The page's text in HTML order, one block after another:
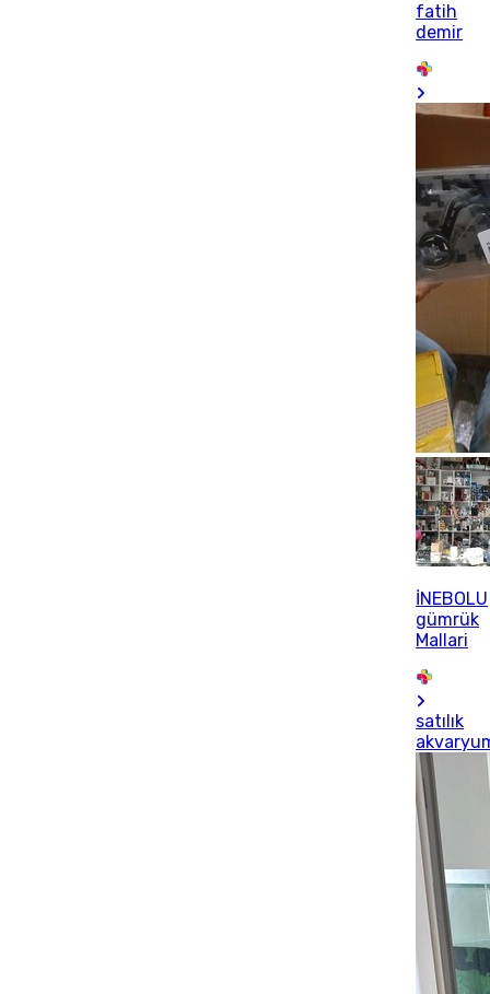
fatih
demir
İNEBOLU
gümrük
Mallari
satılık